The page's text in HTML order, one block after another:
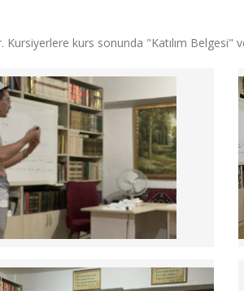
kurs sonunda "Katılım Belgesi"